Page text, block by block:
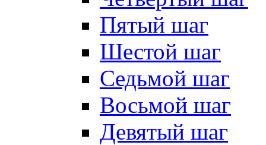
Пятый шаг
Шестой шаг
Седьмой шаг
Восьмой шаг
Девятый шаг